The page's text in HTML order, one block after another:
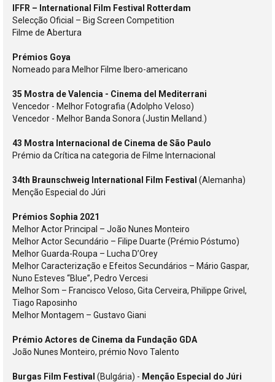
IFFR – International Film Festival Rotterdam
Selecção Oficial – Big Screen Competition
Filme de Abertura
Prémios Goya
Nomeado para Melhor Filme Ibero-americano
35 Mostra de Valencia - Cinema del Mediterrani
Vencedor - Melhor Fotografia (Adolpho Veloso)
Vencedor - Melhor Banda Sonora (Justin Melland.)
43 Mostra Internacional de Cinema de São Paulo
Prémio da Crítica na categoria de Filme Internacional
34th Braunschweig International Film Festival (Alemanha)
Menção Especial do Júri
Prémios Sophia 2021
Melhor Actor Principal – João Nunes Monteiro
Melhor Actor Secundário – Filipe Duarte (Prémio Póstumo)
Melhor Guarda-Roupa – Lucha D’Orey
Melhor Caracterização e Efeitos Secundários – Mário Gaspar,
Nuno Esteves “Blue”, Pedro Vercesi
Melhor Som – Francisco Veloso, Gita Cerveira, Philippe Grivel,
Tiago Raposinho
Melhor Montagem – Gustavo Giani
Prémio Actores de Cinema da Fundação GDA
João Nunes Monteiro, prémio Novo Talento
Burgas Film Festival (Bulgária) - Menção Especial do Júri